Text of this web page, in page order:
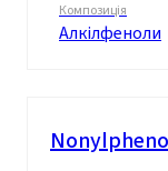
Композиція
Алкілфеноли